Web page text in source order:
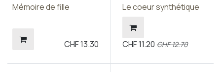
Mémoire de fille
CHF13.30
Le coeur synthétique
CHF11.20 CHF12.70